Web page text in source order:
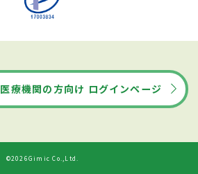
医療機関の方向け ログインページ
©2026Gimic Co.,Ltd.